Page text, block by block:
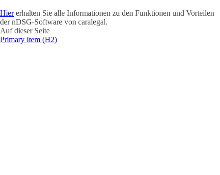
Hiererhalten Sie alle Informationen zu den Funktionen und Vorteilen
der nDSG-Software von caralegal.
Auf dieser Seite
Primary Item (H2)